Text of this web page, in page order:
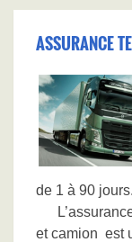
ASSURANCE
de 1 à 90 jours.
et camion est